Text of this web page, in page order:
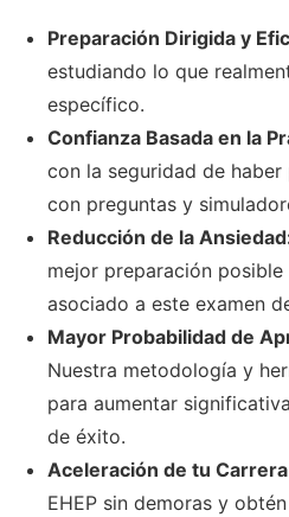
Preparación Dirigida y
estudiando lo que
específico.
Confianza Basada en la
con la seguridad de
con preguntas y
Reducción de la
mejor preparación
asociado a este examen
Mayor Probabilidad de
Nuestra metodología y
para aumentar
de éxito.
Aceleración de tu
EHEP sin demoras y